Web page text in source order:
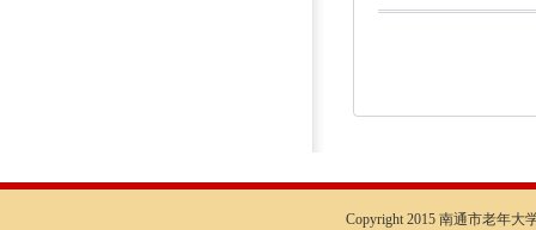
Copyright 2015 南通市老年大